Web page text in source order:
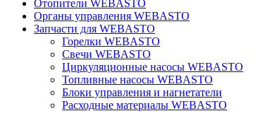
Отопители WEBASTO
Органы управления WEBASTO
Запчасти для WEBASTO
Горелки WEBASTO
Свечи WEBASTO
Циркуляционные насосы WEBASTO
Топливные насосы WEBASTO
Блоки управления и нагнетатели
Расходные материалы WEBASTO